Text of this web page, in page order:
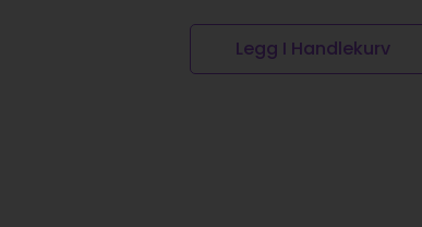
Legg I Handlekurv